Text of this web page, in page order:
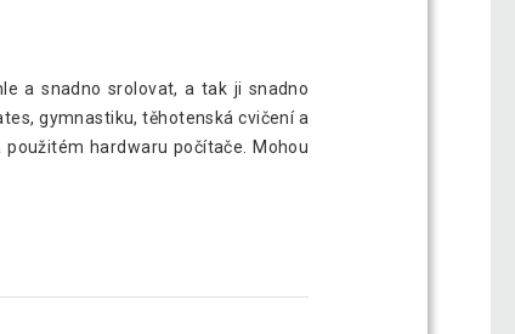
cvičení, 190 x 60 cm, tmavě modrá
a snadno srolovat, a tak ji snadno
gymnastiku, těhotenská cvičení a
hardwaru počítače. Mohou